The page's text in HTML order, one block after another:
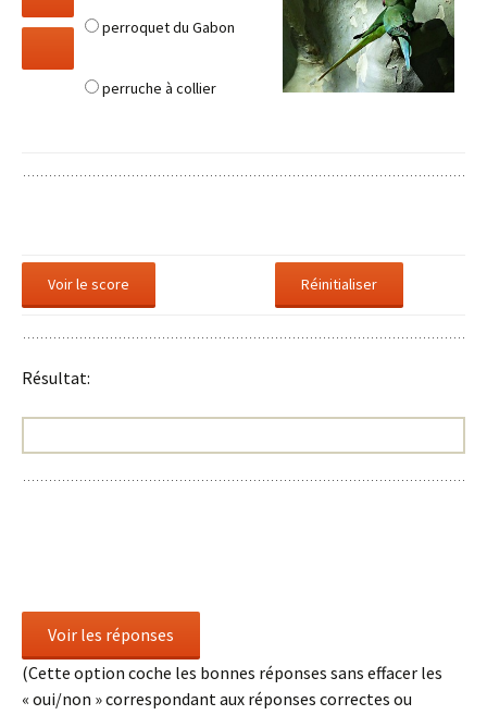
perroquet du Gabon
perruche à collier
Résultat:
(Cette option coche les bonnes réponses sans effacer les
« oui/non » correspondant aux réponses correctes ou